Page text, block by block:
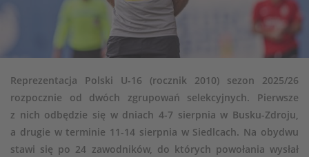
Reprezentacja Polski U-16 (rocznik 2010) sezon 2025/26
rozpocznie od dwóch zgrupowań selekcyjnych. Pierwsze
z nich odbędzie się w dniach 4-7 sierpnia w Busku-Zdroju,
a drugie w terminie 11-14 sierpnia w Siedlcach. Na obydwu
stawi się po 24 zawodników, do których powołania wysłał